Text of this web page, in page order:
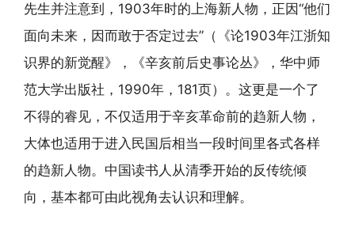
先生并注意到，1903年时的上海新人物，正因“他们
面向未来，因而敢于否定过去”（《论1903年江浙知
识界的新觉醒》，《辛亥前后史事论丛》，华中师
范大学出版社，1990年，181页）。这更是一个了
不得的睿见，不仅适用于辛亥革命前的趋新人物，
大体也适用于进入民国后相当一段时间里各式各样
的趋新人物。中国读书人从清季开始的反传统倾
向，基本都可由此视角去认识和理解。